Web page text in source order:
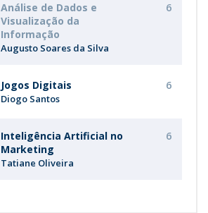
Análise de Dados e
Visualização da
Informação
Augusto Soares da Silva
6
Jogos Digitais
Diogo Santos
6
Inteligência Artificial no
Marketing
Tatiane Oliveira
6